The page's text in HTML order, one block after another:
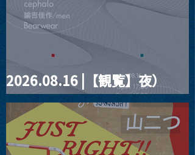
2026.08.16 |【観覧】夜）
four dots vol.2